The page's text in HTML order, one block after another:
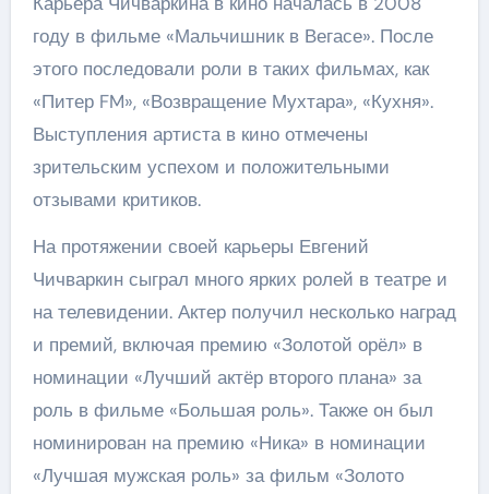
году в фильме «Мальчишник в Вегасе». После
этого последовали роли в таких фильмах, как
«Питер FM», «Возвращение Мухтара», «Кухня».
Выступления артиста в кино отмечены
зрительским успехом и положительными
отзывами критиков.
На протяжении своей карьеры Евгений
Чичваркин сыграл много ярких ролей в театре и
на телевидении. Актер получил несколько наград
и премий, включая премию «Золотой орёл» в
номинации «Лучший актёр второго плана» за
роль в фильме «Большая роль». Также он был
номинирован на премию «Ника» в номинации
«Лучшая мужская роль» за фильм «Золото